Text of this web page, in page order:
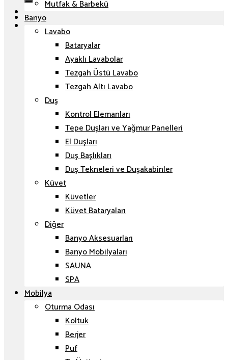
Mutfak & Barbekü
Banyo
Lavabo
Bataryalar
Ayaklı Lavabolar
Tezgah Üstü Lavabo
Tezgah Altı Lavabo
Duş
Kontrol Elemanları
Tepe Duşları ve Yağmur Panelleri
El Duşları
Duş Başlıkları
Duş Tekneleri ve Duşakabinler
Küvet
Küvetler
Küvet Bataryaları
Diğer
Banyo Aksesuarları
Banyo Mobilyaları
SAUNA
SPA
Mobilya
Oturma Odası
Koltuk
Berjer
Puf